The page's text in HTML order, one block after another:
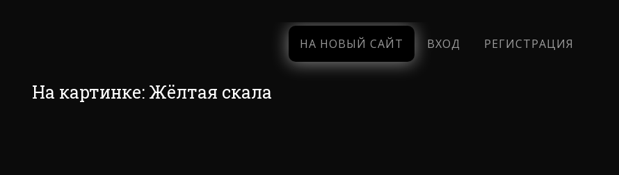
НА НОВЫЙ САЙТ ВХОД РЕГИСТРАЦИЯ
На картинке: Жёлтая скала